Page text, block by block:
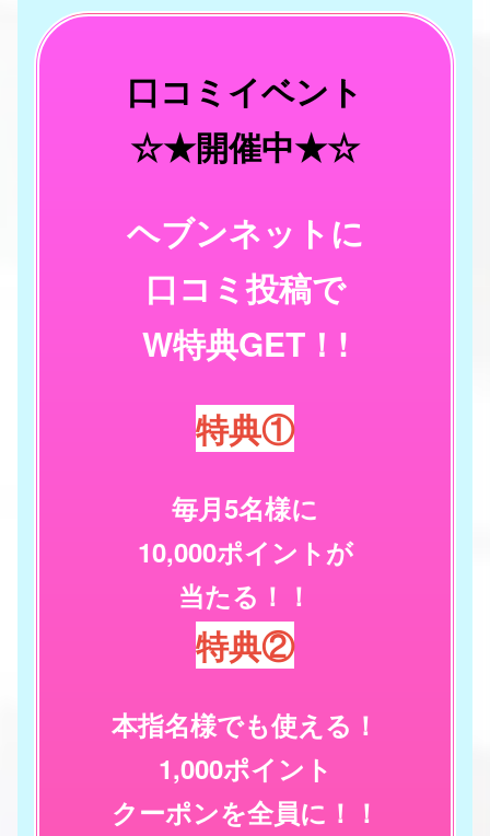
口コミイベント
☆★開催中★☆
ヘブンネットに
口コミ投稿で
W特典GET！!
特典①
毎月5名様に
10,000ポイントが
当たる！！
特典②
本指名様でも使える！
1,000ポイント
クーポンを全員に！！